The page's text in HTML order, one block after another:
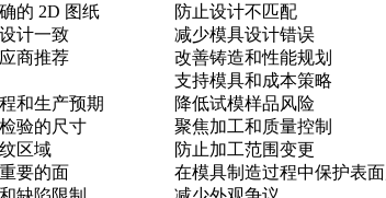
的 2D 图纸
防止设计不匹配
计一致
减少模具设计错误
商推荐
改善铸造和性能规划
支持模具和成本策略
和生产预期
降低试模样品风险
验的尺寸
聚焦加工和质量控制
区域
防止加工范围变更
要的面
在模具制造过程中保护表